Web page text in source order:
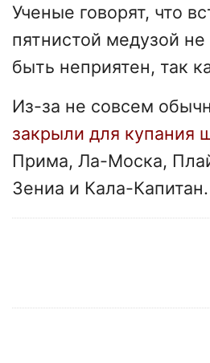
Ученые говорят, что
пятнистой медузой
быть неприятен, так
Из-за не совсем
закрыли для купания
Прима, Ла-Моска,
Зениа и Кала-Капитан.